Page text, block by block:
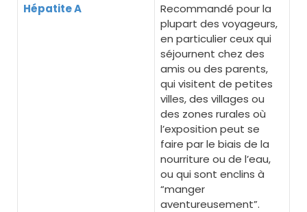
Hépatite A
Recommandé pour la
plupart des voyageurs,
en particulier ceux qui
séjournent chez des
amis ou des parents,
qui visitent de petites
villes, des villages ou
des zones rurales où
l’exposition peut se
faire par le biais de la
nourriture ou de l’eau,
ou qui sont enclins à
“manger
aventureusement”.